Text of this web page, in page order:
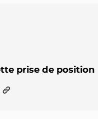
prise de position